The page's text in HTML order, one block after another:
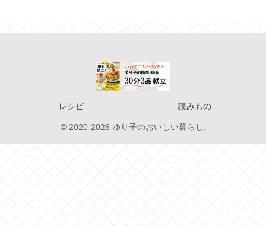
レシピ 読みもの
© 2020-2026 ゆり子のおいしい暮らし.